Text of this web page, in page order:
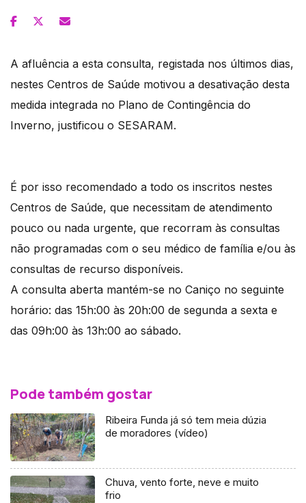
A afluência a esta consulta, registada nos últimos dias,
nestes Centros de Saúde motivou a desativação desta
medida integrada no Plano de Contingência do
Inverno, justificou o SESARAM.
É por isso recomendado a todo os inscritos nestes
Centros de Saúde, que necessitam de atendimento
pouco ou nada urgente, que recorram às consultas
não programadas com o seu médico de família e/ou às
consultas de recurso disponíveis.
A consulta aberta mantém-se no Caniço no seguinte
horário: das 15h:00 às 20h:00 de segunda a sexta e
das 09h:00 às 13h:00 ao sábado.
Pode também gostar
Ribeira Funda já só tem meia dúzia
de moradores (vídeo)
Chuva, vento forte, neve e muito
frio